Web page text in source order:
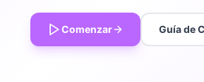
Comenzar Guía de